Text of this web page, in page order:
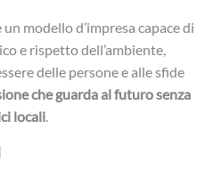
modello d’impresa capace di
e rispetto dell’ambiente,
delle persone e alle sfide
che guarda al futuro senza
locali.